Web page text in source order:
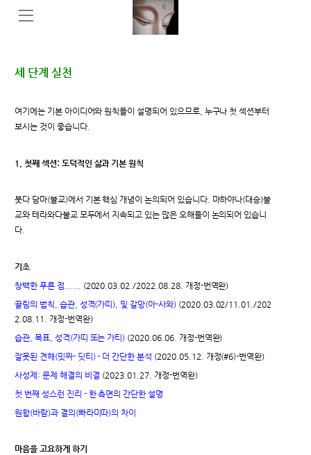
세 단계 실천
여기에는 기본 아이디어와 원칙들이 설명되어 있으므로, 누구나 첫 섹션부터
보시는 것이 좋습니다.
1. 첫째 섹션: 도덕적인 삶과 기본 원칙
붓다 담마(불교)에서 기본 핵심 개념이 논의되어 있습니다. 마하야나(대승)불
교와 테라와다불교 모두에서 지속되고 있는 많은 오해들이 논의되어 있습니
다.
기초
창백한 푸른 점...... (2020.03.02./2022.08.28. 개정-번역완)
끌림의 법칙, 습관, 성격(가띠), 및 갈망(아-사와) (2020.03.02/11.01./202
2.08.11. 개정-번역완)
습관, 목표, 성격(가띠 또는 가티) (2020.06.06. 개정-번역완)
잘못된 견해(밋짜- 딧티) - 더 간단한 분석 (2020.05.12. 개정(#6)-번역완)
사성제: 문제 해결의 비결 (2023.01.27. 개정-번역완)
첫 번째 성스런 진리 - 한 측면의 간단한 설명
원함(바람)과 결의(빠라미따)의 차이
마음을 고요하게 하기